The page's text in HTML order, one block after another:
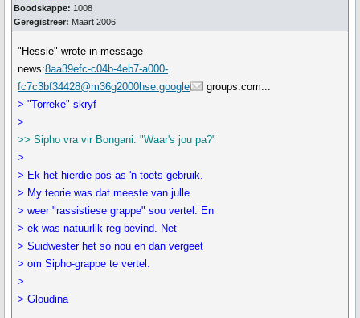
Boodskappe: 1008
Geregistreer: Maart 2006
"Hessie" wrote in message
news:8aa39efc-c04b-4eb7-a000-
fc7c3bf34428@m36g2000hse.google
groups.com...
> "Torreke" skryf
>
>> Sipho vra vir Bongani: "Waar's jou pa?"
>
> Ek het hierdie pos as 'n toets gebruik.
> My teorie was dat meeste van julle
> weer "rassistiese grappe" sou vertel. En
> ek was natuurlik reg bevind. Net
> Suidwester het so nou en dan vergeet
> om Sipho-grappe te vertel.
>
> Gloudina